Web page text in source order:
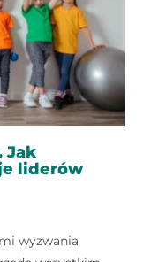
Jak
liderów
wyzwania